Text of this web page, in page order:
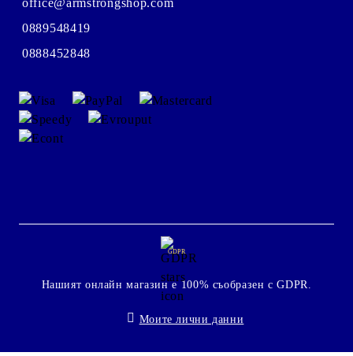
office@armstrongshop.com
0889548419
0888452848
GDPR
Нашият онлайн магазин е 100% съобразен с GDPR.
Моите лични данни